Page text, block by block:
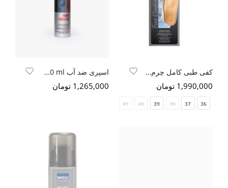
کفی طبی کامل چرم طبیعی
1,990,000 تومان
36
37
38
39
40
41
اسپری ضد آب Blink power protector 250 ml
1,265,000 تومان